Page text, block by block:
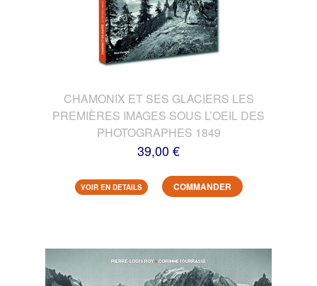
CHAMONIX ET SES GLACIERS LES
PREMIÈRES IMAGES SOUS L’OEIL DES
PHOTOGRAPHES 1849
39,00 €
VOIR EN DETAILS COMMANDER